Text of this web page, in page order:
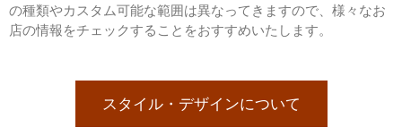
の種類やカスタム可能な範囲は異なってきますので、様々なお
店の情報をチェックすることをおすすめいたします。
スタイル・デザインについて